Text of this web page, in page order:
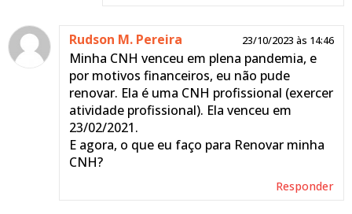
Rudson M. Pereira 23/10/2023 às 14:46
Minha CNH venceu em plena pandemia, e
por motivos financeiros, eu não pude
renovar. Ela é uma CNH profissional (exercer
atividade profissional). Ela venceu em
23/02/2021.
E agora, o que eu faço para Renovar minha
CNH?
Responder